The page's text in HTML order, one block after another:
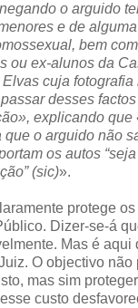
negando o arguido
e de
bem
ou ex-alunos da
cuja fotografia
desses
explicando que
o arguido não
os autos
(sic)».
protege
Dizer-se-á
Mas é aqui
O objectivo não
mas sim
custo